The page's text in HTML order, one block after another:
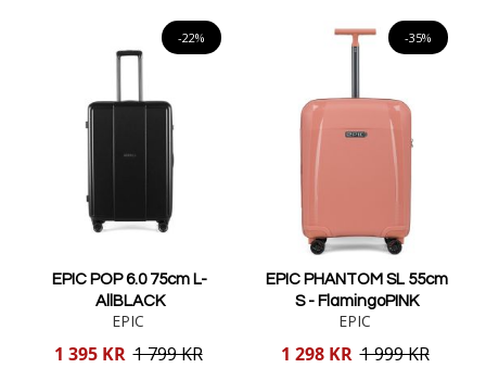
-22%
EPIC POP 6.0 75cm L-
AllBLACK
EPIC
Reducerat
1 395 KR 1 799 KR
-35%
EPIC PHANTOM SL 55cm
S - FlamingoPINK
EPIC
Reducerat
1 298 KR 1 999 KR